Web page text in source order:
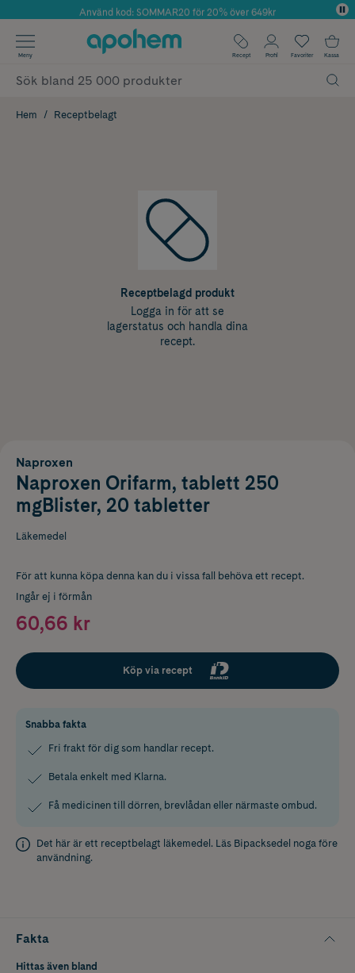
Årets Butik 2025 inom Skönhet
Använd kod: SOMMAR20 för 20% över 649kr
✓ Fri frakt
✓ Poäng på alla köp*
Meny Recept Profil Favoriter Kassa
Hem Receptbelagt
Receptbelagd produkt
Logga in för att se
lagerstatus och handla dina
recept.
Naproxen
Naproxen Orifarm, tablett 250
mgBlister, 20 tabletter
Läkemedel
För att kunna köpa denna kan du i vissa fall behöva ett recept.
Ingår ej i förmån
60,66 kr
Köp via recept
Snabba fakta
Fri frakt för dig som handlar recept.
Betala enkelt med Klarna.
Få medicinen till dörren, brevlådan eller närmaste ombud.
Det här är ett receptbelagt läkemedel. Läs Bipacksedel noga före
användning.
Fakta
Hittas även bland